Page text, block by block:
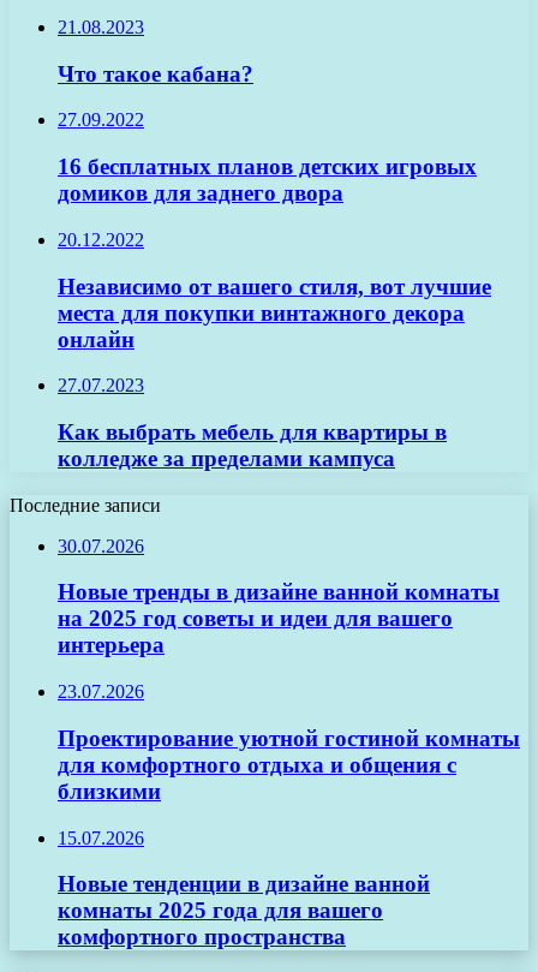
21.08.2023
Что такое кабана?
27.09.2022
16 бесплатных планов детских игровых
домиков для заднего двора
20.12.2022
Независимо от вашего стиля, вот лучшие
места для покупки винтажного декора
онлайн
27.07.2023
Как выбрать мебель для квартиры в
колледже за пределами кампуса
Последние записи
30.07.2026
Новые тренды в дизайне ванной комнаты
на 2025 год советы и идеи для вашего
интерьера
23.07.2026
Проектирование уютной гостиной комнаты
для комфортного отдыха и общения с
близкими
15.07.2026
Новые тенденции в дизайне ванной
комнаты 2025 года для вашего
комфортного пространства